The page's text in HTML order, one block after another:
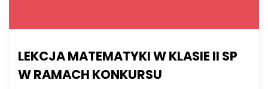
LEKCJA MATEMATYKI W KLASIE II SP
W RAMACH KONKURSU